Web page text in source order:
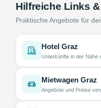
Hilfreiche Links
Praktische Angebote für
Hotel Graz
Unterkünfte in der Nähe
Mietwagen Graz
Angebote und Preise